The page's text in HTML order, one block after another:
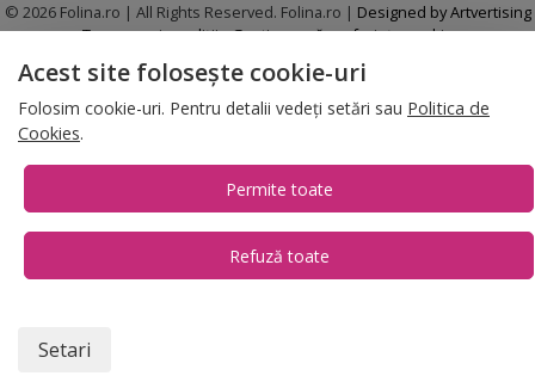
© 2026 Folina.ro | All Rights Reserved. Folina.ro | Designed by Artvertising
•Termene și condiții•Gestionează preferințe cookies
T:+4 0754.069.667
Acest site folosește cookie-uri
Folosim cookie-uri. Pentru detalii vedeți setări sau Politica de
Cookies.
Permite toate
Refuză toate
Setari